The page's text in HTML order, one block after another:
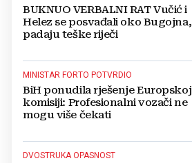
BUKNUO VERBALNI RAT Vučić i
Helez se posvađali oko Bugojna,
padaju teške riječi
MINISTAR FORTO POTVRDIO
BiH ponudila rješenje Europskoj
komisiji: Profesionalni vozači ne
mogu više čekati
DVOSTRUKA OPASNOST